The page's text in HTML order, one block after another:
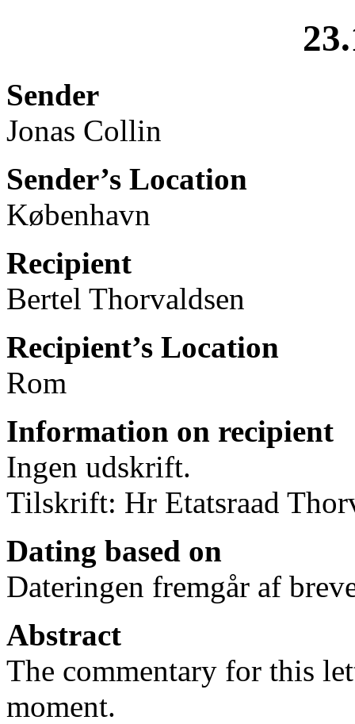
Sender
Jonas Collin
Sender’s Location
København
Recipient
Bertel Thorvaldsen
Recipient’s Location
Rom
Information on recipient
Ingen udskrift.
Tilskrift: Hr Etatsraad
Dating based on
Dateringen fremgår af
Abstract
The commentary for this
moment.